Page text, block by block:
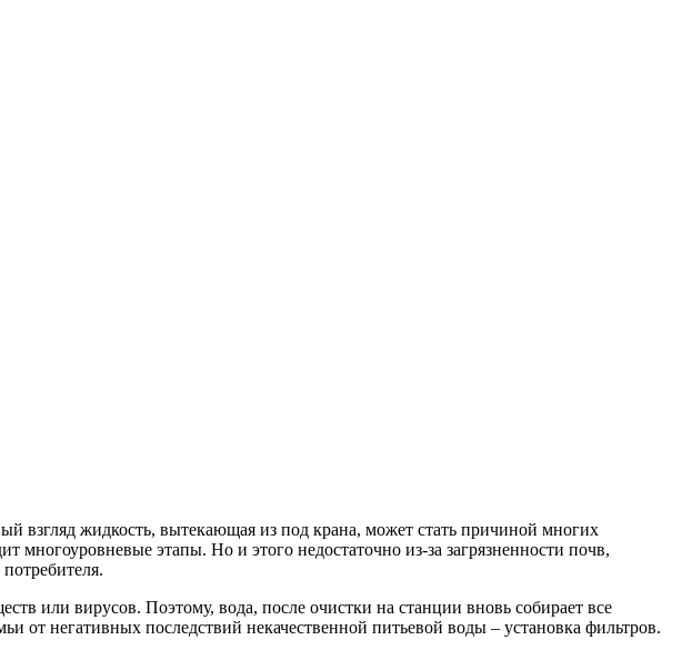
взгляд жидкость, вытекающая из под крана, может стать причиной многих
этапы. Но и этого недостаточно из-за загрязненности почв,
или вирусов. Поэтому, вода, после очистки на станции вновь собирает все
от негативных последствий некачественной питьевой воды – установка фильтров.